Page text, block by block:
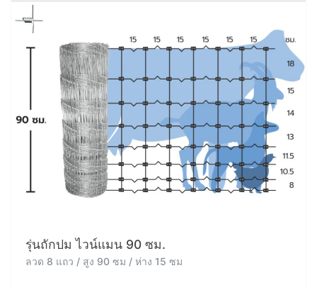
รุ่นถักปม ไวน์แมน 90 ซม.
ลวด 8 แถว / สูง 90 ซม / ห่าง 15 ซม